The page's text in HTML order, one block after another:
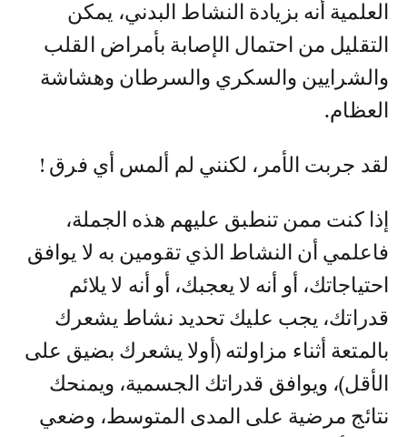
العلمية أنه بزيادة النشاط البدني، يمكن
التقليل من احتمال الإصابة بأمراض القلب
والشرايين والسكري والسرطان وهشاشة
العظام.
لقد جربت الأمر، لكنني لم ألمس أي فرق !
إذا كنت ممن تنطبق عليهم هذه الجملة،
فاعلمي أن النشاط الذي تقومين به لا يوافق
احتياجاتك، أو أنه لا يعجبك، أو أنه لا يلائم
قدراتك، يجب عليك تحديد نشاط يشعرك
بالمتعة أثناء مزاولته (أولا يشعرك بضيق على
الأقل)، ويوافق قدراتك الجسمية، ويمنحك
نتائج مرضية على المدى المتوسط، وضعي